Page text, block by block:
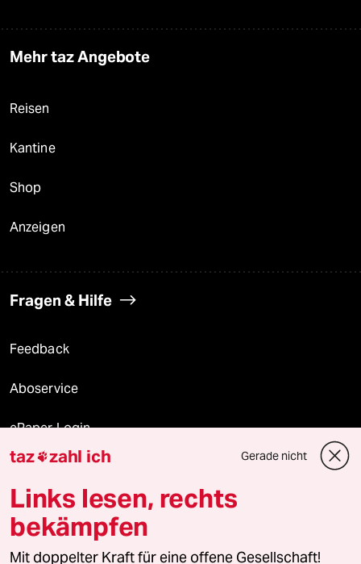
Mehr taz Angebote
Reisen
Kantine
Shop
Anzeigen
Fragen & Hilfe
Feedback
Aboservice
ePaper Login
Downloads für Abonnierende
© 2026 taz Verlags und Vertriebs GmbH
Alle Rechte vorbehalten. Bei rechtlichen Fragen oder für Genehmigungen
taz zahl ich Gerade nicht
Links lesen, rechts
bekämpfen
Mit doppelter Kraft für eine offene Gesellschaft!